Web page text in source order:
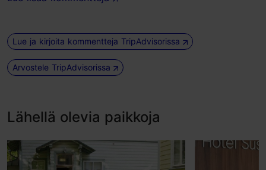
Lue ja kirjoita kommentteja TripAdvisorissa
Arvostele TripAdvisorissa
Lähellä olevia paikkoja